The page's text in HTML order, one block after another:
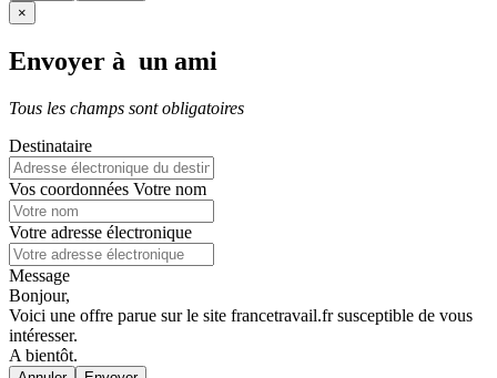
×
Envoyer à un ami
Tous les champs sont obligatoires
Destinataire
Vos coordonnées Votre nom
Votre adresse électronique
Message
Bonjour,
Voici une offre parue sur le site francetravail.fr susceptible de vous
intéresser.
A bientôt.